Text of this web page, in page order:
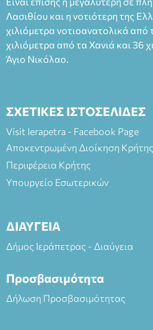
Πλαστήρα), E&G Mini market
και στο more.com Χώρος: 3ο
(Είσοδος ΕΠΑ.Λ.) Έναρξη 21:15
ΘΕΑΤΡΙΚΕΣ ΠΑΡΑΓΩΓΕΣ ΕΕ
Λασιθίου και η νοτιότερη της
χιλιόμετρα νοτιοανατολικά από
χιλιόμετρα από τα Χανιά και 36
Άγιο Νικόλαο.
ΣΧΕΤΙΚΕΣ ΙΣΤΟΣΕΛΙΔΕΣ
Visit Ierapetra - Facebook Page
Αποκεντρωμένη Διοίκηση Κρήτης
Περιφέρεια Κρήτης
Υπουργείο Εσωτερικών
ΔΙΑΥΓΕΙΑ
Δήμος Ιεράπετρας - Διαύγεια
Προσβασιμότητα
Δήλωση Προσβασιμότητας